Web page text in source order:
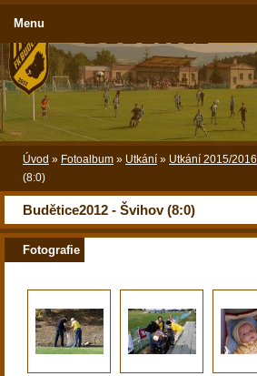
Úvod » Fotoalbum » Utkání » Utkání 2015/2016
(8:0)
Budětice2012 - Švihov (8:0)
Fotografie
Menu